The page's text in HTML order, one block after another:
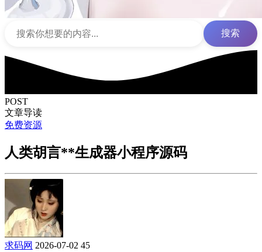
搜索
POST
文章导读
免费资源
人类胡言**生成器小程序源码
求码网 2026-07-02 45